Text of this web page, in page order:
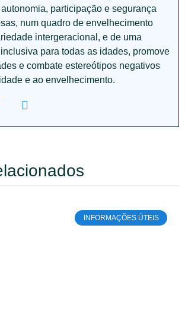
participação e segurança
num quadro de envelhecimento
intergeracional, e de uma
para todas as idades, promove
e combate estereótipos negativos
e ao envelhecimento.
INFORMAÇÕES ÚTEIS